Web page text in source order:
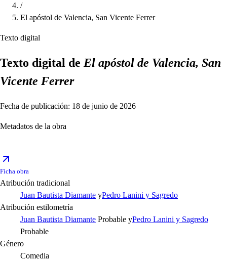
/
El apóstol de Valencia, San Vicente Ferrer
Texto digital
Texto digital de El apóstol de Valencia, San
Vicente Ferrer
Fecha de publicación: 18 de junio de 2026
Metadatos de la obra
Ficha obra
Atribución tradicional
Juan Bautista Diamante yPedro Lanini y Sagredo
Atribución estilometría
Juan Bautista Diamante Probable yPedro Lanini y Sagredo
Probable
Género
Comedia